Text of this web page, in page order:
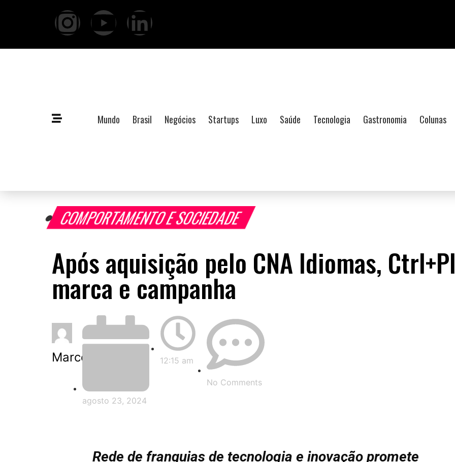
Mundo Brasil Negócios Startups Luxo Saúde Tecnologia Gastronomia Colunas
COMPORTAMENTO E SOCIEDADE
Após aquisição pelo CNA Idiomas,
marca e campanha
Marcella Izzo
agosto 23, 2024
12:15 am
No Comments
Rede de franquias de tecnologia e inovação promete